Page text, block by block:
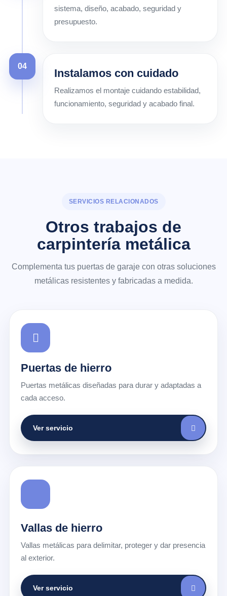
sistema, diseño, acabado, seguridad y
presupuesto.
04
Instalamos con cuidado
Realizamos el montaje cuidando estabilidad,
funcionamiento, seguridad y acabado final.
SERVICIOS RELACIONADOS
Otros trabajos de
carpintería metálica
Complementa tus puertas de garaje con otras soluciones
metálicas resistentes y fabricadas a medida.
Puertas de hierro
Puertas metálicas diseñadas para durar y adaptadas a
cada acceso.
Ver servicio
Vallas de hierro
Vallas metálicas para delimitar, proteger y dar presencia
al exterior.
Ver servicio